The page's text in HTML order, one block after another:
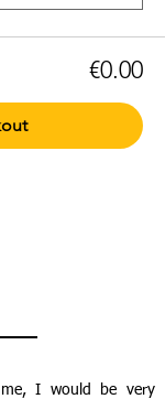
€0.00
I would be very